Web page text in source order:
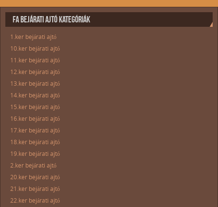
FA BEJÁRATI AJTÓ KATEGÓRIÁK
1.ker bejárati ajtó
10.ker bejárati ajtó
11.ker bejárati ajtó
12.ker bejárati ajtó
13.ker bejárati ajtó
14.ker bejárati ajtó
15.ker bejárati ajtó
16.ker bejárati ajtó
17.ker bejárati ajtó
18.ker bejárati ajtó
19.ker bejárati ajtó
2.ker bejárati ajtó
20.ker bejárati ajtó
21.ker bejárati ajtó
22.ker bejárati ajtó